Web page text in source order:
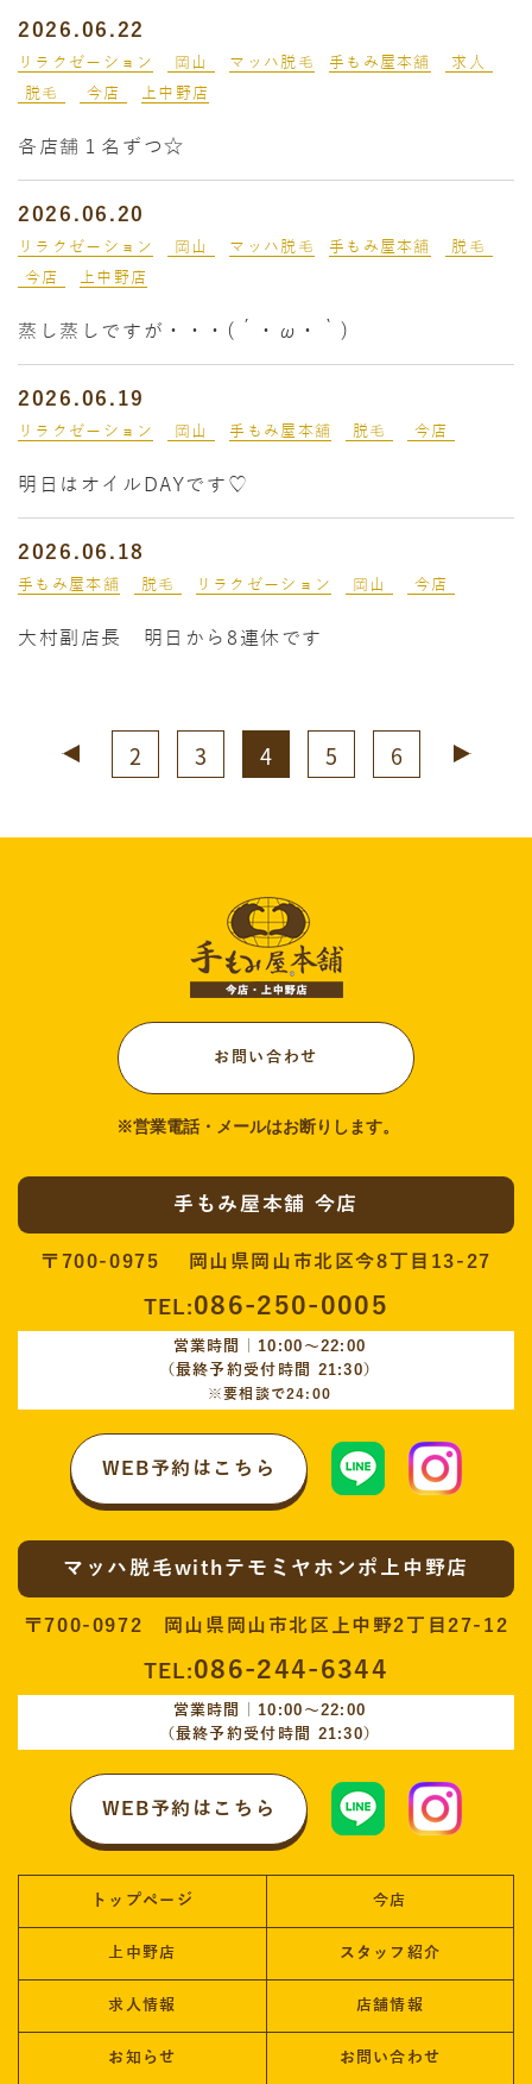
2026.06.22
リラクゼーション 岡山 マッハ脱毛 手もみ屋本舗
求人
脱毛
今店 上中野店
各店舗１名ずつ☆
2026.06.20
リラクゼーション 岡山 マッハ脱毛 手もみ屋本舗
脱毛
今店
上中野店
蒸し蒸しですが・・・(´・ω・｀)
2026.06.19
リラクゼーション 岡山 手もみ屋本舗 脱毛 今店
明日はオイルDAYです♡
2026.06.18
手もみ屋本舗 脱毛 リラクゼーション 岡山 今店
大村副店長 明日から8連休です
2 3 4 5 6
お問い合わせ
手もみ屋本舗 今店
〒700-0975 岡山県岡山市北区今8丁目13-27
TEL:086-250-0005
営業時間｜10:00〜22:00
（最終予約受付時間 21:30）
※要相談で24:00
WEB予約はこちら
マッハ脱毛withテモミヤホンポ上中野店
〒700-0972 岡山県岡山市北区上中野2丁目27-12
TEL:086-244-6344
営業時間｜10:00〜22:00
（最終予約受付時間 21:30）
WEB予約はこちら
トップページ 今店
上中野店 スタッフ紹介
求人情報 店舗情報
お知らせ お問い合わせ